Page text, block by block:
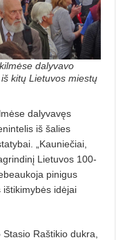
dalyvavo
kitų Lietuvos miestų
dalyvavęs
iš šalies
„Kauniečiai,
Lietuvos 100-
pinigus
idėjai
Raštikio dukra,